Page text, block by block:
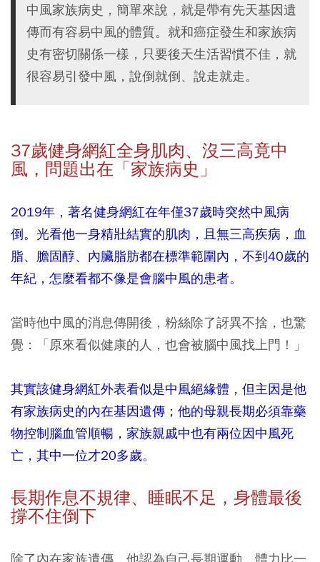
中風家族病史，簡單來說，就是帶有先天基因遺
傳而有容易中風的體質。就和癌症發生和家族病
史有密切關係一樣，只要後天生活習慣不佳，就
很容易引發中風，說倒就倒、說走就走。
37歲健身網紅全身肌肉、沒三高竟中
風，問題出在「家族病史」
2019年，著名健身網紅在年僅37歲時突然中風病
倒。光看他一身精壯結實的肌肉，且無三高疾病，血
脂、膽固醇、內臟脂肪都在標準範圍內，不到40歲的
年紀，怎麼看都不像是會腦中風的患者。
當時他中風的消息傳開後，粉絲除了訝異不捨，也驚
覺：「原來看似健康的人，也會被腦中風找上門！」
其實該健身網紅外表看似是中風絕緣體，但主因是他
有家族病史的內在基因遺傳；他的母親長期必須靠藥
物控制腦血管順暢，家族親戚中也有兩位因中風死
亡，其中一位才20多歲。
長期作息不規律、睡眠不足，身體最後
撐不住倒下
除了內在家族遺傳，他認為自己長期運動，體力比一